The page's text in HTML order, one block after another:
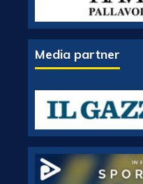
Media partner